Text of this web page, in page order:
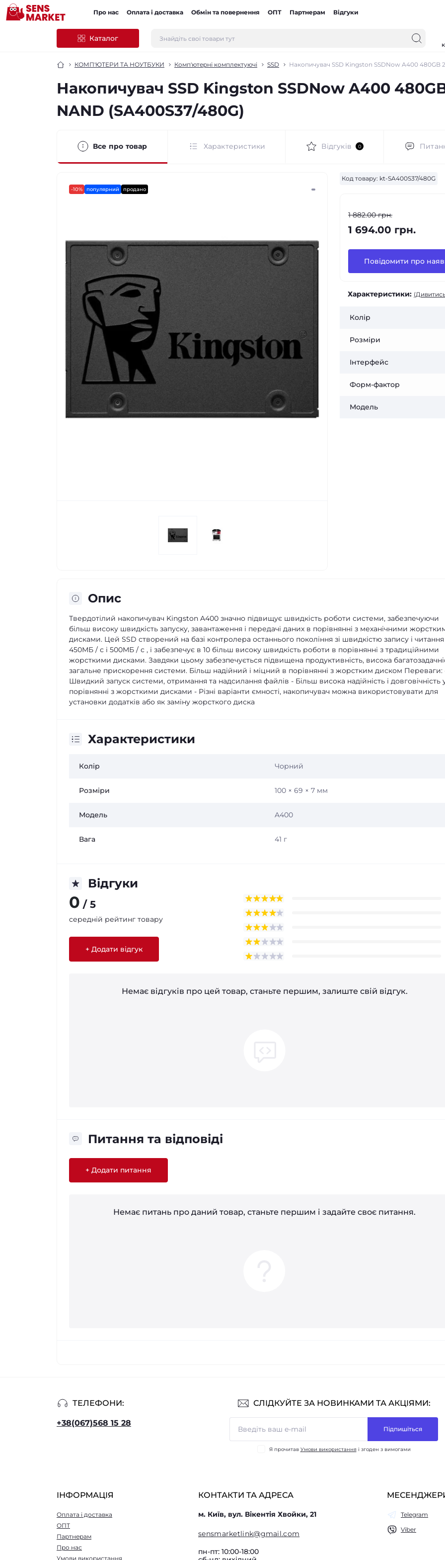
Про нас Оплата і доставка Обмін та повернення ОПТ Партнерам Відгуки
Каталог
КОМП'ЮТЕРИ ТА НОУТБУКИ Комп'ютерні комплектуючі SSD Накопичувач SSD Kingston SSDNow A400 480GB
Накопичувач SSD Kingston SSDNow A400
NAND (SA400S37/480G)
Все про товар Характеристики Відгуків 0
-10% популярний продано
Код товару: kt-SA400S37/480G
1 882.00 грн.
1 694.00 грн.
Повідомити про
Характеристики: (Дивитись
Колір
Розміри
Інтерфейс
Форм-фактор
Модель
Опис
Твердотілий накопичувач Kingston A400 значно підвищує швидкість роботи системи, забезпечуючи
більш високу швидкість запуску, завантаження і передачі даних в порівнянні з механічними
дисками. Цей SSD створений на базі контролера останнього покоління зі швидкістю запису і читання
450МБ / с і 500МБ / с , і забезпечує в 10 більш високу швидкість роботи в порівнянні з традиційними
жорсткими дисками. Завдяки цьому забезпечується підвищена продуктивність, висока
загальне прискорення системи. Більш надійний і міцний в порівнянні з жорстким диском Переваги:
Швидкий запуск системи, отримання та надсилання файлів - Більш висока надійність і довговічність
порівнянні з жорсткими дисками - Різні варіанти ємності, накопичувач можна використовувати для
установки додатків або як заміну жорсткого диска
Характеристики
Колір Чорний
Розміри 100 × 69 × 7 мм
Модель A400
Вага 41 г
Відгуки
0 / 5
середній рейтинг товару
+ Додати відгук
Немає відгуків про цей товар, станьте першим, залиште свій відгук.
Питання та відповіді
+ Додати питання
Немає питань про даний товар, станьте першим і задайте своє питання.
ТЕЛЕФОНИ:
+38(067)568 15 28
СЛІДКУЙТЕ ЗА НОВИНКАМИ ТА АКЦІЯМИ:
Підпишіться
Я прочитав Умови використання і згоден з вимогами
ІНФОРМАЦІЯ
Оплата і доставка
ОПТ
Партнерам
Про нас
Умови використання
КОНТАКТИ ТА АДРЕСА
м. Київ, вул. Вікентія Хвойки, 21
sensmarketlink@gmail.com
пн-пт: 10:00-18:00
Telegram
Viber